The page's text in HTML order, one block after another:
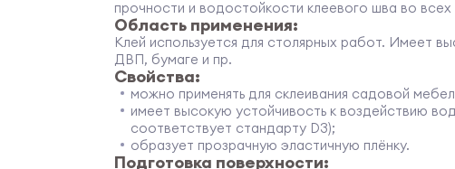
прочности и водостойкости клеевого шва во
Область применения:
Клей используется для столярных работ. Имеет
ДВП, бумаге и пр.
Свойства:
можно применять для склеивания садовой
имеет высокую устойчивость к воздействию
соответствует стандарту D3);
образует прозрачную эластичную плёнку.
Подготовка поверхности: